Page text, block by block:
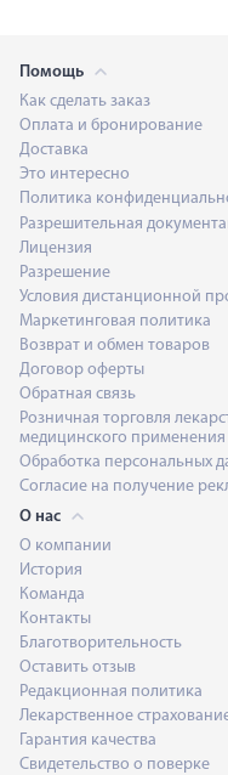
Помощь
Как сделать заказ
Оплата и бронирование
Доставка
Это интересно
Политика
Разрешительная
Лицензия
Разрешение
Условия дистанционной
Маркетинговая политика
Возврат и обмен товаров
Договор оферты
Обратная связь
Розничная торговля
медицинского
Обработка персональных
Согласие на получение
О нас
О компании
История
Команда
Контакты
Благотворительность
Оставить отзыв
Редакционная политика
Лекарственное
Гарантия качества
Свидетельство о поверке